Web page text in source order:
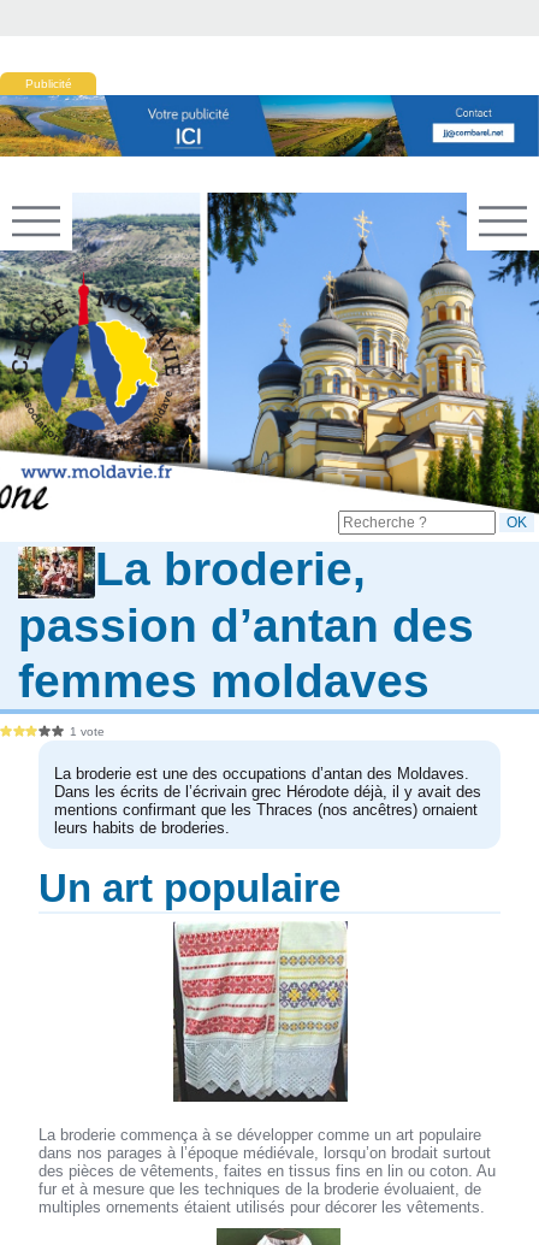
Publicité
La broderie,
passion d’antan des
femmes moldaves
1 vote
La broderie est une des occupations d’antan des Moldaves.
Dans les écrits de l’écrivain grec Hérodote déjà, il y avait des
mentions confirmant que les Thraces (nos ancêtres) ornaient
leurs habits de broderies.
Un art populaire
La broderie commença à se développer comme un art populaire
dans nos parages à l’époque médiévale, lorsqu’on brodait surtout
des pièces de vêtements, faites en tissus fins en lin ou coton. Au
fur et à mesure que les techniques de la broderie évoluaient, de
multiples ornements étaient utilisés pour décorer les vêtements.